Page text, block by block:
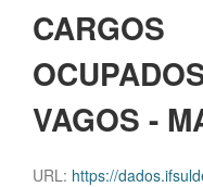
CARGOS
VAGOS -
URL: https://dados.ifsuldeminas.edu.br/dataset/5a8280ed-031b-45f2-